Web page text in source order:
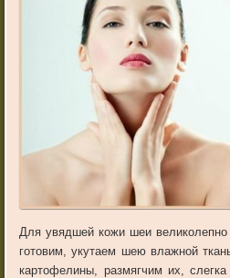
Для увядшей кожи шеи великолепно
готовим, укутаем шею влажной
картофелины, размягчим их,